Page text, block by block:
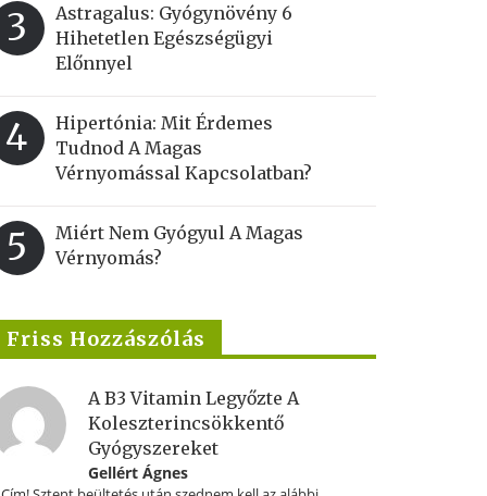
3
Astragalus: Gyógynövény 6
Hihetetlen Egészségügyi
Előnnyel
4
Hipertónia: Mit Érdemes
Tudnod A Magas
Vérnyomással Kapcsolatban?
5
Miért Nem Gyógyul A Magas
Vérnyomás?
Friss Hozzászólás
A B3 Vitamin Legyőzte A
Koleszterincsökkentő
Gyógyszereket
Gellért Ágnes